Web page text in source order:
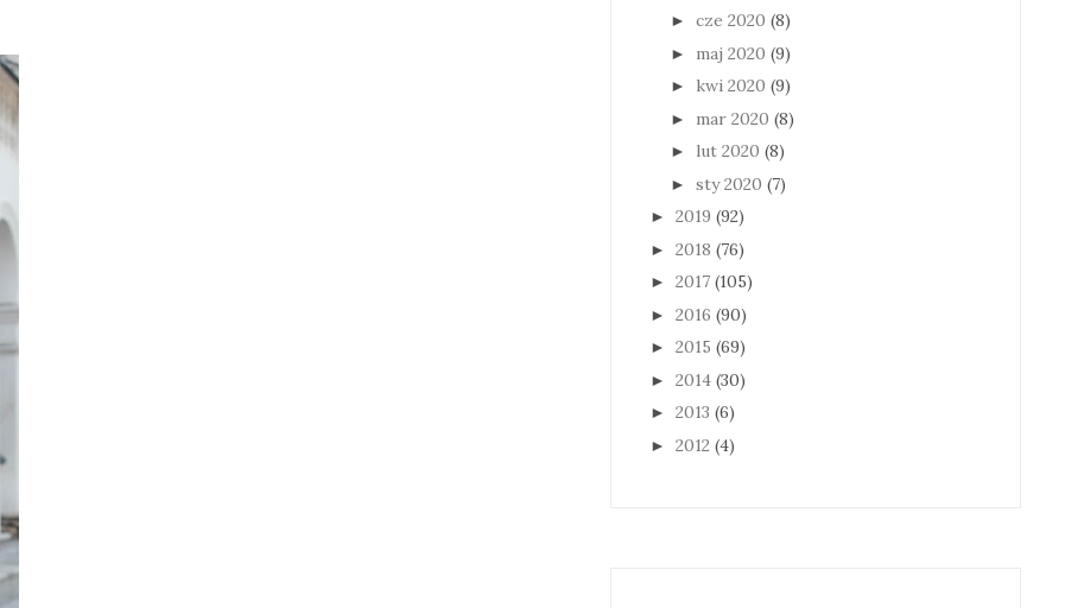
► cze 2020 (8)
► maj 2020 (9)
► kwi 2020 (9)
► mar 2020 (8)
► lut 2020 (8)
► sty 2020 (7)
► 2019 (92)
► 2018 (76)
► 2017 (105)
► 2016 (90)
► 2015 (69)
► 2014 (30)
► 2013 (6)
► 2012 (4)